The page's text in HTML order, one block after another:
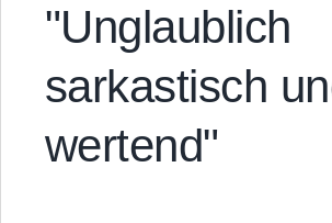
"Unglaublich
sarkastisch
wertend"